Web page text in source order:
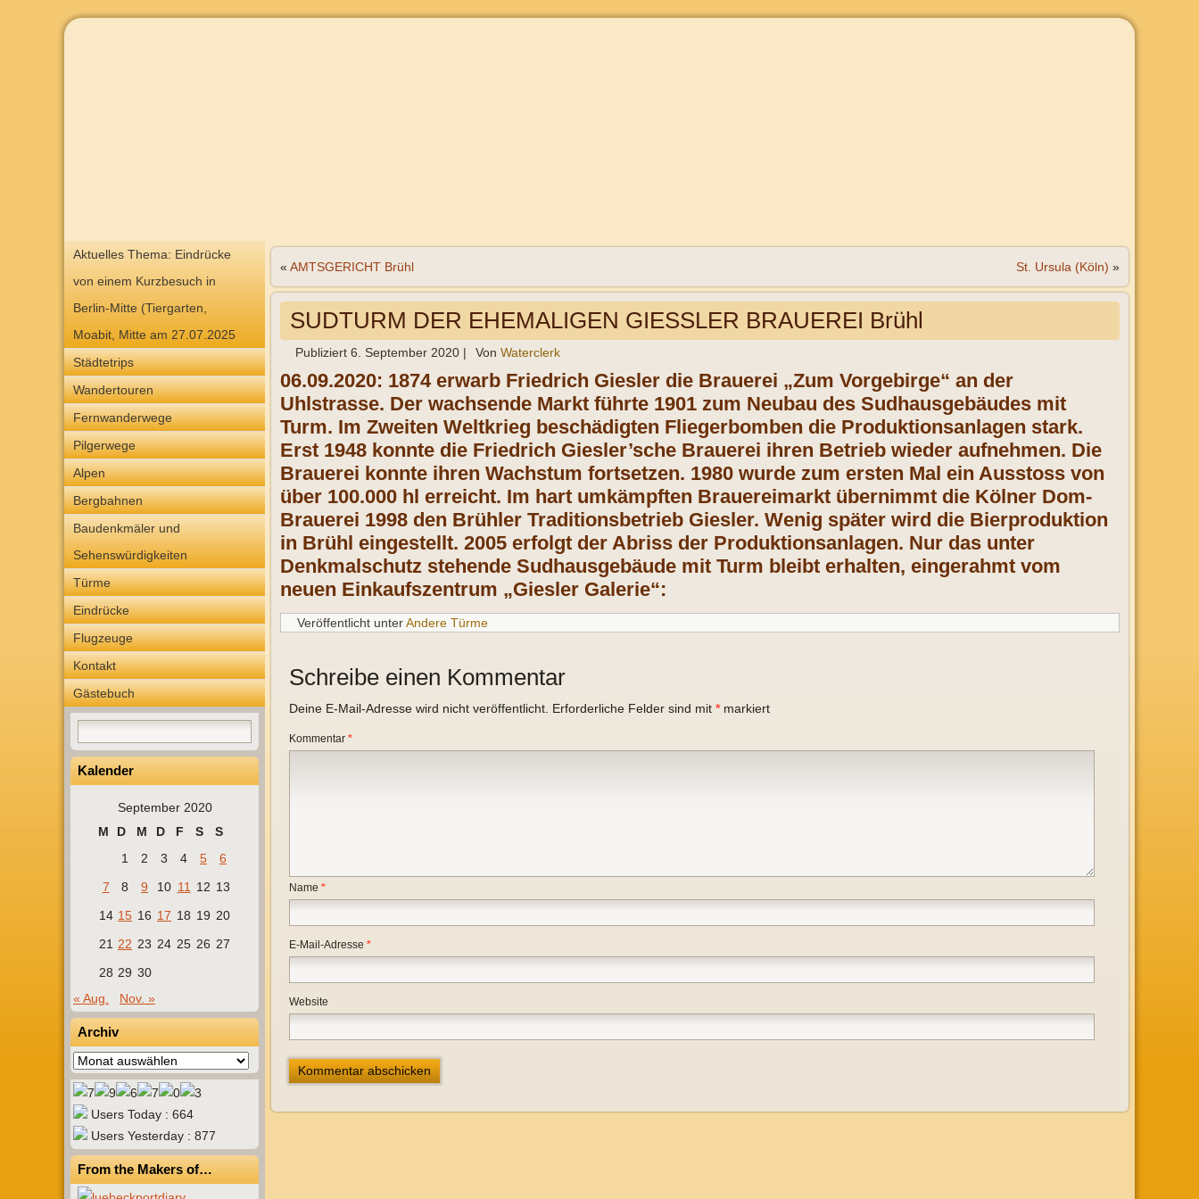
Aktuelles Thema: Eindrücke
von einem Kurzbesuch in
Berlin-Mitte (Tiergarten,
Moabit, Mitte am 27.07.2025
Städtetrips
Wandertouren
Fernwanderwege
Pilgerwege
Alpen
Bergbahnen
Baudenkmäler und
Sehenswürdigkeiten
Türme
Eindrücke
Flugzeuge
Kontakt
Gästebuch
Kalender
September 2020
M
D M D F S
S
1
2 3 4 5
6
7
8 9 10 11 12 13
14 15 16 17 18 19 20
21 22 23 24 25 26 27
28 29 30
« Aug.
Nov. »
Archiv
Archiv
Users Today : 664
Users Yesterday : 877
From the Makers of…
« AMTSGERICHT Brühl St. Ursula (Köln) »
SUDTURM DER EHEMALIGEN GIESSLER BRAUEREI Brühl
Publiziert 6. September 2020 | Von Waterclerk
06.09.2020: 1874 erwarb Friedrich Giesler die Brauerei „Zum Vorgebirge“ an der
Uhlstrasse. Der wachsende Markt führte 1901 zum Neubau des Sudhausgebäudes mit
Turm. Im Zweiten Weltkrieg beschädigten Fliegerbomben die Produktionsanlagen stark.
Erst 1948 konnte die Friedrich Giesler’sche Brauerei ihren Betrieb wieder aufnehmen. Die
Brauerei konnte ihren Wachstum fortsetzen. 1980 wurde zum ersten Mal ein Ausstoss von
über 100.000 hl erreicht. Im hart umkämpften Brauereimarkt übernimmt die Kölner Dom-
Brauerei 1998 den Brühler Traditionsbetrieb Giesler. Wenig später wird die Bierproduktion
in Brühl eingestellt. 2005 erfolgt der Abriss der Produktionsanlagen. Nur das unter
Denkmalschutz stehende Sudhausgebäude mit Turm bleibt erhalten, eingerahmt vom
neuen Einkaufszentrum „Giesler Galerie“:
Veröffentlicht unterAndere Türme
Schreibe einen Kommentar
Deine E-Mail-Adresse wird nicht veröffentlicht. Erforderliche Felder sind mit *markiert
Kommentar *
Name *
E-Mail-Adresse *
Website